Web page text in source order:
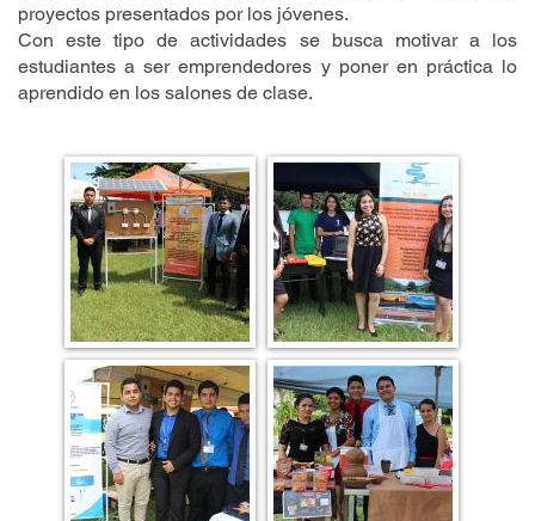
proyectos presentados por los jóvenes.
Con este tipo de actividades se busca motivar a los
estudiantes a ser emprendedores y poner en práctica lo
aprendido en los salones de clase.